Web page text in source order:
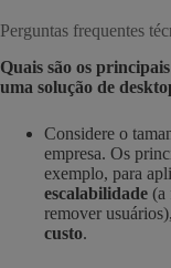
Perguntas frequentes
Quais são os
uma solução de
Considere o
empresa. Os
exemplo, para
escalabilidade (a
remover usuários),
custo.